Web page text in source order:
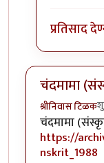
प्रतिसाद
चंदमामा
श्रीनिवास टिळक
चंदमामा
https://
nskrit_1988